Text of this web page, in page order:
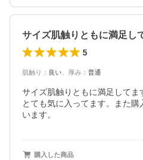
5
肌触り ： 良い 厚み ： 普通
サイズ肌触りともに満足してま
とても気に入ってます。また
います。
購入した商品